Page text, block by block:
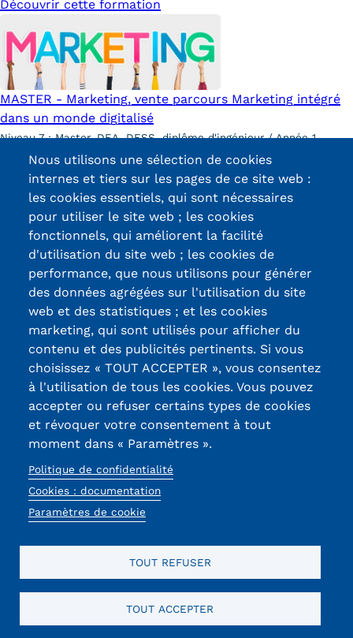
Découvrir cette formation
MASTER - Marketing, vente parcours Marketing intégré
dans un monde digitalisé
Niveau 7 : Master, DEA, DESS, diplôme d'ingénieur / Année 1
Lieu(x) d'enseignement où les cours sont répartis : ECM Dijon
Découvrir cette formation
13, Rue Ernest
Thierry-Mieg
90010 BELFORT
Cedex
03 84 58 33 10
Réseaux
sociaux
Certifications /
Labels qualité
Menu
RGPD
Nous utilisons une sélection de cookies
internes et tiers sur les pages de ce site web :
les cookies essentiels, qui sont nécessaires
pour utiliser le site web ; les cookies
fonctionnels, qui améliorent la facilité
d'utilisation du site web ; les cookies de
performance, que nous utilisons pour générer
des données agrégées sur l'utilisation du site
web et des statistiques ; et les cookies
marketing, qui sont utilisés pour afficher du
contenu et des publicités pertinents. Si vous
choisissez « TOUT ACCEPTER », vous consentez
à l'utilisation de tous les cookies. Vous pouvez
accepter ou refuser certains types de cookies
et révoquer votre consentement à tout
moment dans « Paramètres ».
Politique de confidentialité
Cookies : documentation
Paramètres de cookie
TOUT REFUSER
TOUT ACCEPTER